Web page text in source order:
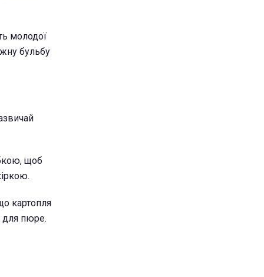
молодої
бульбу
щоб
картопля
для пюре.